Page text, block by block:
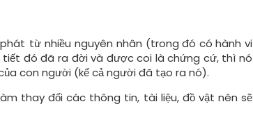
từ nhiều nguyên nhân (trong đó có hành vi
tiết đó đã ra đời và được coi là chứng cứ, thì nó
con người (kể cả người đã tạo ra nó).
thay đổi các thông tin, tài liệu, đồ vật nên sẽ